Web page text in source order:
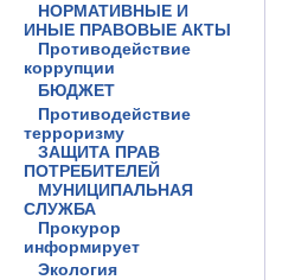
НОРМАТИВНЫЕ И
ИНЫЕ ПРАВОВЫЕ АКТЫ
Противодействие
коррупции
БЮДЖЕТ
Противодействие
терроризму
ЗАЩИТА ПРАВ
ПОТРЕБИТЕЛЕЙ
МУНИЦИПАЛЬНАЯ
СЛУЖБА
Прокурор
информирует
Экология